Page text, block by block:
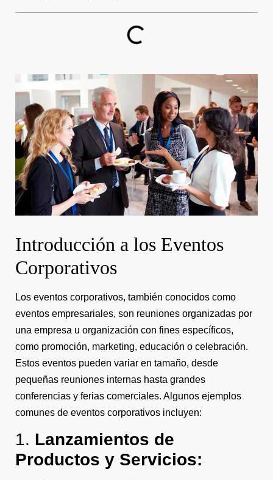
Introducción a los Eventos
Corporativos
Los eventos corporativos, también conocidos como
eventos empresariales, son reuniones organizadas por
una empresa u organización con fines específicos,
como promoción, marketing, educación o celebración.
Estos eventos pueden variar en tamaño, desde
pequeñas reuniones internas hasta grandes
conferencias y ferias comerciales. Algunos ejemplos
comunes de eventos corporativos incluyen:
1. Lanzamientos de
Productos y Servicios: